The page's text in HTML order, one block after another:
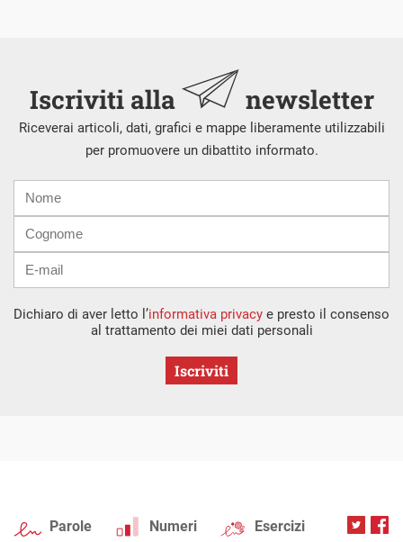
Iscriviti alla newsletter
Riceverai articoli, dati, grafici e mappe liberamente utilizzabili
per promuovere un dibattito informato.
mail
Dichiaro di aver letto l’informativa privacy e presto il consenso
al trattamento dei miei dati personali
Iscriviti
Parole Numeri Esercizi